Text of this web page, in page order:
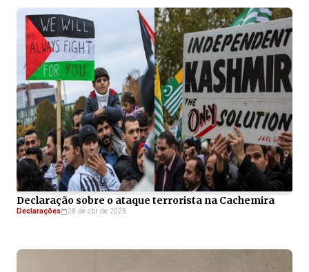
Declaração sobre o ataque terrorista na Cachemira
Declarações 28 de abr de 2025